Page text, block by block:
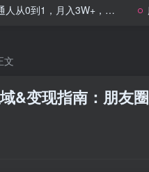
，别错过这个百亿级新赛（更新中）
文
&变现指南：朋友